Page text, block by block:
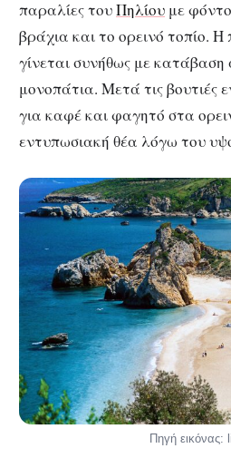
παραλίες τουΠηλίου με
βράχια και το ορεινό τοπίο.
γίνεται συνήθως με
μονοπάτια. Μετά τις βουτιές
για καφέ και φαγητό στα
εντυπωσιακή θέα λόγω του
Πηγή εικόνας: